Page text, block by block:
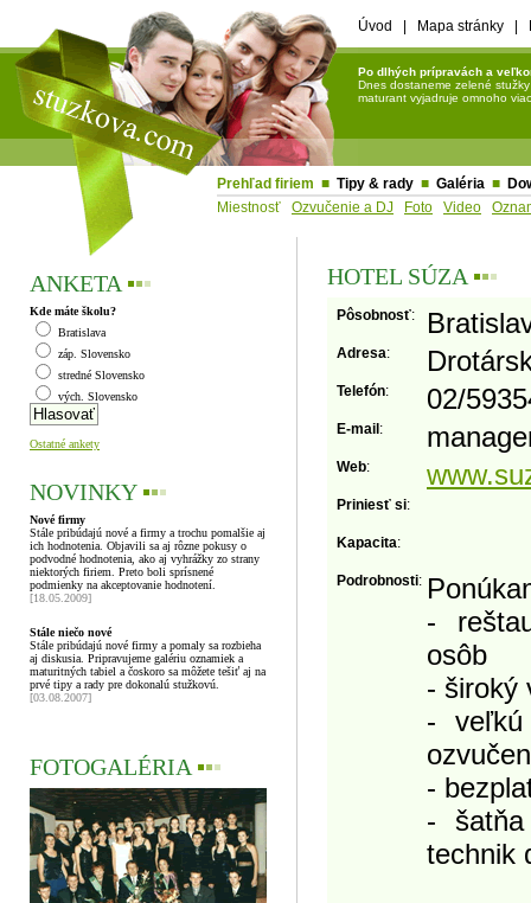
Úvod Mapa stránky
Po dlhých prípravách a
Dnes dostaneme zelené
maturant vyjadruje omnoho
Prehľad firiem ■ Tipy & rady ■ Galéria ■
Miestnosť
Ozvučenie a DJ Foto Video
ANKETA ▪▪▪
Kde máte školu?
Bratislava
záp. Slovensko
stredné Slovensko
vých. Slovensko
Ostatné ankety
NOVINKY ▪▪▪
Nové firmy
Stále pribúdajú nové a firmy a trochu pomalšie aj
ich hodnotenia. Objavili sa aj rôzne pokusy o
podvodné hodnotenia, ako aj vyhrážky zo strany
niektorých firiem. Preto boli sprísnené
podmienky na akceptovanie hodnotení.
[18.05.2009]
Stále niečo nové
Stále pribúdajú nové firmy a pomaly sa rozbieha
aj diskusia. Pripravujeme galériu oznamiek a
maturitných tabiel a čoskoro sa môžete tešiť aj na
prvé tipy a rady pre dokonalú stužkovú.
[03.08.2007]
FOTOGALÉRIA ▪▪▪
HOTEL SÚZA ▪▪▪
Pôsobnosť:
Adresa:
Telefón: 02/
E-mail :
Web:
Priniesť si:
Kapacita:
Podrobnosti:
-
osôb
- široký
- veľkú
-
-
technik